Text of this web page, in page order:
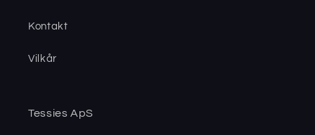
Kontakt
Vilkår
Tessies ApS